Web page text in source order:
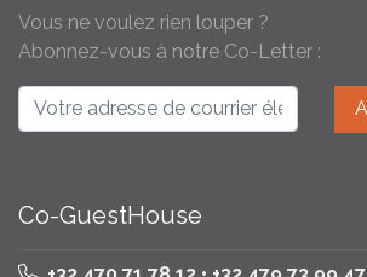
Vous ne voulez rien louper ?
Abonnez-vous à notre Co-Letter :
Co-GuestHouse